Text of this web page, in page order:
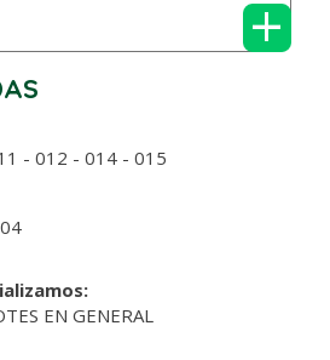
+
- 012 - 014 - 015
EN GENERAL